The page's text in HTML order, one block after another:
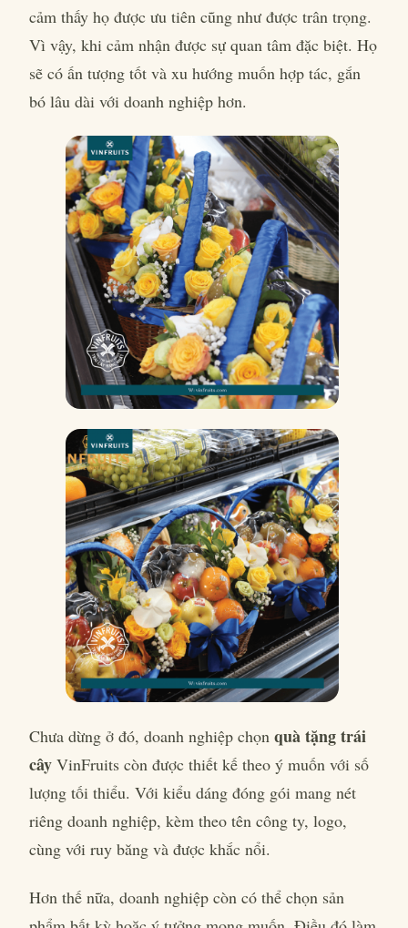
cảm thấy họ được ưu tiên cũng như được trân trọng.
Vì vậy, khi cảm nhận được sự quan tâm đặc biệt. Họ
sẽ có ấn tượng tốt và xu hướng muốn hợp tác, gắn
bó lâu dài với doanh nghiệp hơn.
Chưa dừng ở đó, doanh nghiệp chọn quà tặng trái
cây VinFruits còn được thiết kế theo ý muốn với số
lượng tối thiểu. Với kiểu dáng đóng gói mang nét
riêng doanh nghiệp, kèm theo tên công ty, logo,
cùng với ruy băng và được khắc nổi.
Hơn thế nữa, doanh nghiệp còn có thể chọn sản